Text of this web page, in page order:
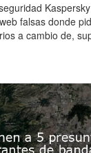
falsas donde
a cambio de,